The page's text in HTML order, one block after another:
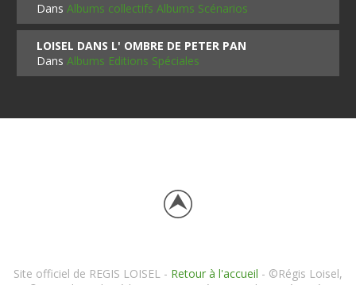
DansAlbums collectifs Albums Scénarios
LOISEL DANS L' OMBRE DE PETER PAN
DansAlbums Editions Spéciales
Site officiel de REGIS LOISEL - Retour à l'accueil - ©Régis Loisel,